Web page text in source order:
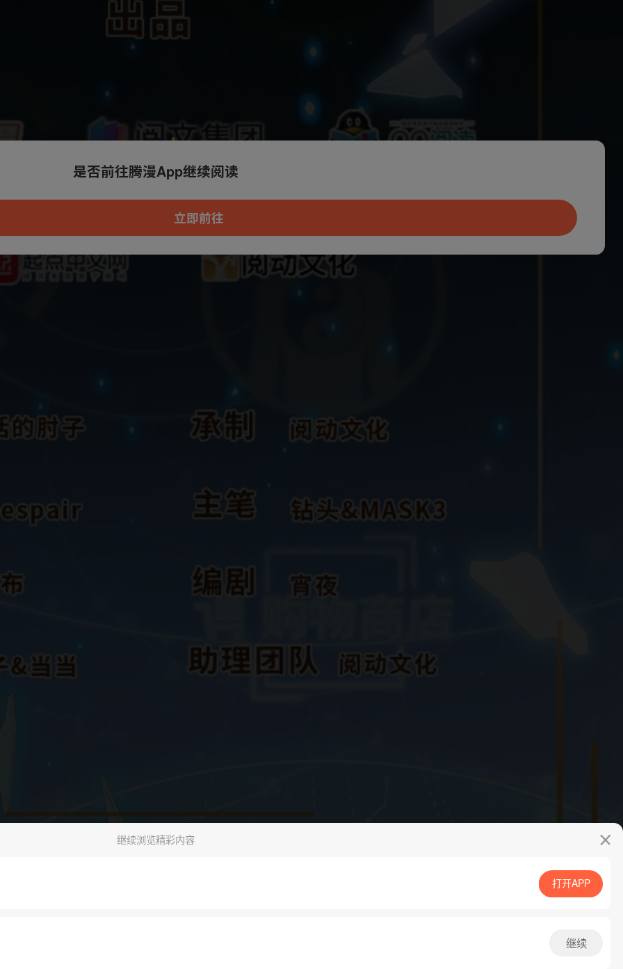
App免费看
继续浏览精彩内容
打开APP
继续
本章节仅支持App阅读，可打开App新用
户7天免费看
是否前往腾漫App继续阅读
立即前往